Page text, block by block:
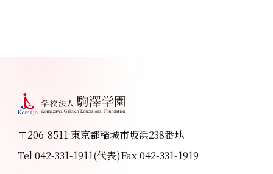
〒206-8511 東京都稲城市坂浜238番地
Tel 042-331-1911(代表)Fax 042-331-1919